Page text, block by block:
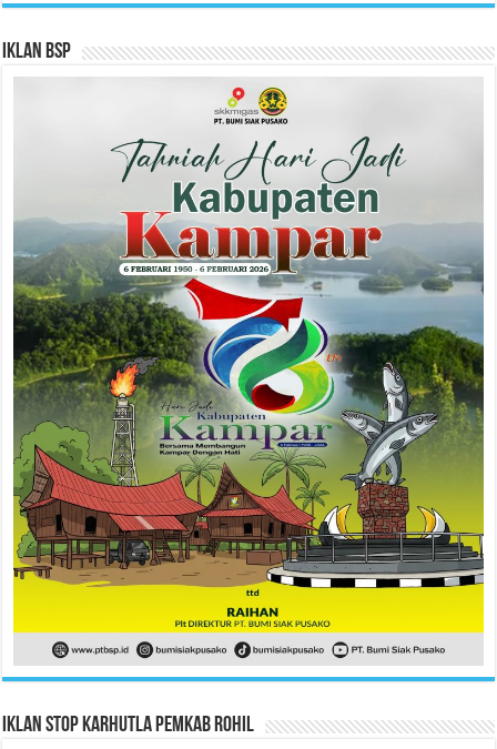
Iklan BSP
Iklan Stop Karhutla Pemkab Rohil